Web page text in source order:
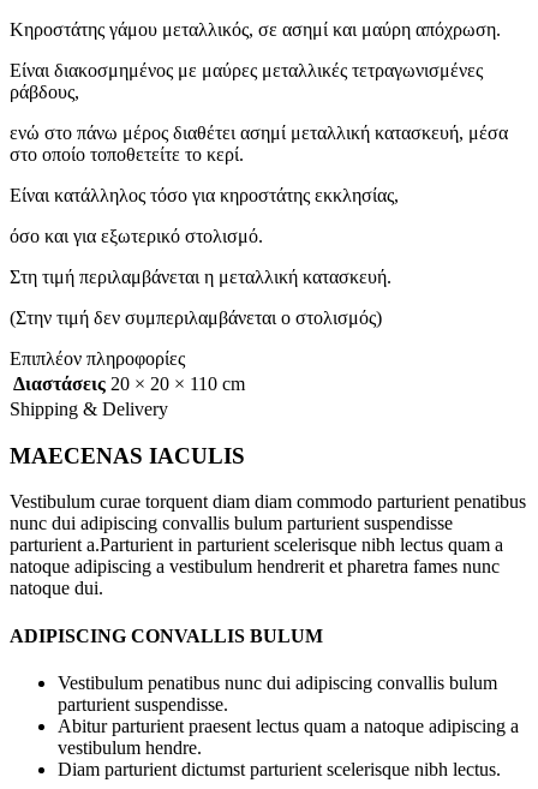
Κηροστάτης γάμου μεταλλικός, σε ασημί και μαύρη απόχρωση.
Είναι διακοσμημένος με μαύρες μεταλλικές τετραγωνισμένες
ράβδους,
ενώ στο πάνω μέρος διαθέτει ασημί μεταλλική κατασκευή, μέσα
στο οποίο τοποθετείτε το κερί.
Είναι κατάλληλος τόσο για κηροστάτης εκκλησίας,
όσο και για εξωτερικό στολισμό.
Στη τιμή περιλαμβάνεται η μεταλλική κατασκευή.
(Στην τιμή δεν συμπεριλαμβάνεται ο στολισμός)
Επιπλέον πληροφορίες
Διαστάσεις 20 × 20 × 110 cm
Shipping & Delivery
MAECENAS IACULIS
Vestibulum curae torquent diam diam commodo parturient penatibus
nunc dui adipiscing convallis bulum parturient suspendisse
parturient a.Parturient in parturient scelerisque nibh lectus quam a
natoque adipiscing a vestibulum hendrerit et pharetra fames nunc
natoque dui.
ADIPISCING CONVALLIS BULUM
Vestibulum penatibus nunc dui adipiscing convallis bulum
parturient suspendisse.
Abitur parturient praesent lectus quam a natoque adipiscing a
vestibulum hendre.
Diam parturient dictumst parturient scelerisque nibh lectus.